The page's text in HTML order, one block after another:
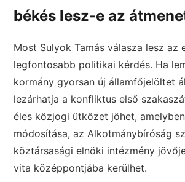
békés lesz-e az
Most Sulyok Tamás válasza lesz az
legfontosabb politikai kérdés. Ha
kormány gyorsan új államfőjelöltet
lezárhatja a konfliktus első
éles közjogi ütközet jöhet,
módosítása, az Alkotmánybíróság
köztársasági elnöki intézmény
vita középpontjába kerülhet.